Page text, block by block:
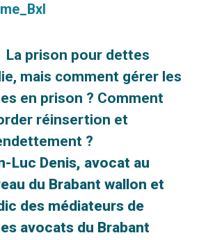
La prison pour dettes
mais comment gérer les
en prison ? Comment
réinsertion et
?
Luc Denis, avocat au
du Brabant wallon et
des médiateurs de
avocats du Brabant